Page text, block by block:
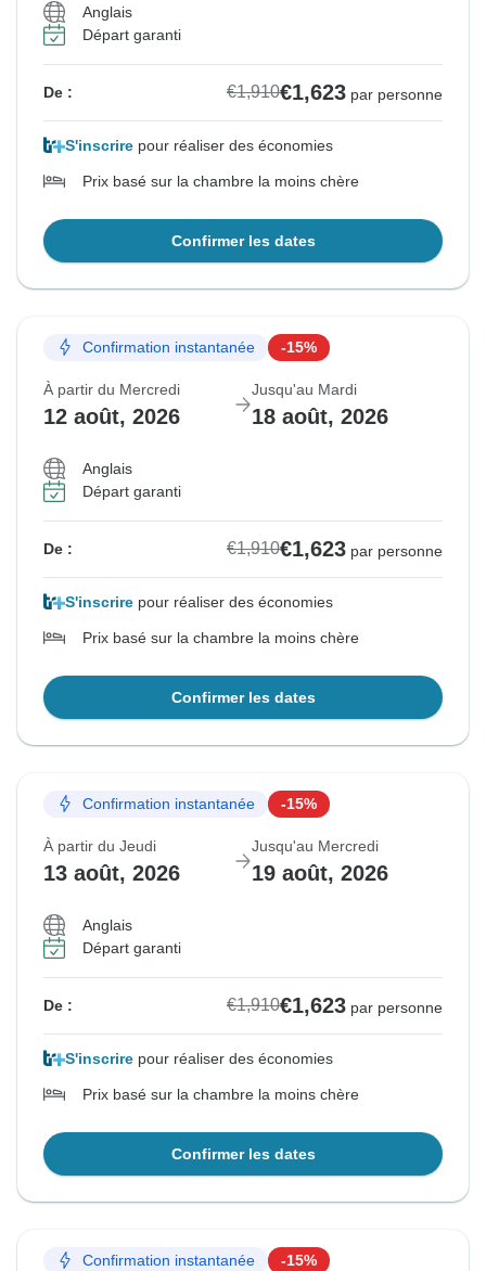
Anglais
Départ garanti
De : €1,910€1,623 par personne
S'inscrire pour réaliser des économies
Prix basé sur la chambre la moins chère
Confirmer les dates
Confirmation instantanée -15%
À partir du Mercredi
12 août, 2026
Jusqu'au Mardi
18 août, 2026
Anglais
Départ garanti
De : €1,910€1,623 par personne
S'inscrire pour réaliser des économies
Prix basé sur la chambre la moins chère
Confirmer les dates
Confirmation instantanée -15%
À partir du Jeudi
13 août, 2026
Jusqu'au Mercredi
19 août, 2026
Anglais
Départ garanti
De : €1,910€1,623 par personne
S'inscrire pour réaliser des économies
Prix basé sur la chambre la moins chère
Confirmer les dates
Confirmation instantanée -15%